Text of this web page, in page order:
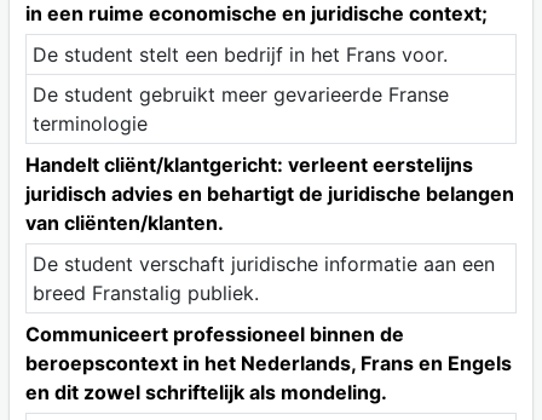
in een ruime economische en juridische context;
De student stelt een bedrijf in het Frans voor.
De student gebruikt meer gevarieerde Franse
terminologie
Handelt cliënt/klantgericht: verleent eerstelijns
juridisch advies en behartigt de juridische belangen
van cliënten/klanten.
De student verschaft juridische informatie aan een
breed Franstalig publiek.
Communiceert professioneel binnen de
beroepscontext in het Nederlands, Frans en Engels
en dit zowel schriftelijk als mondeling.